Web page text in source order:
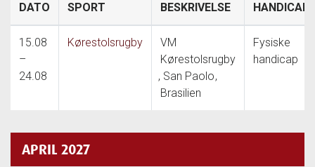
DATO SPORT BESKRIVELSE HANDICAP
15.08
–
24.08
Kørestolsrugby
VM
Kørestolsrugby
, San Paolo,
Brasilien
Fysiske
handicap
APRIL 2027